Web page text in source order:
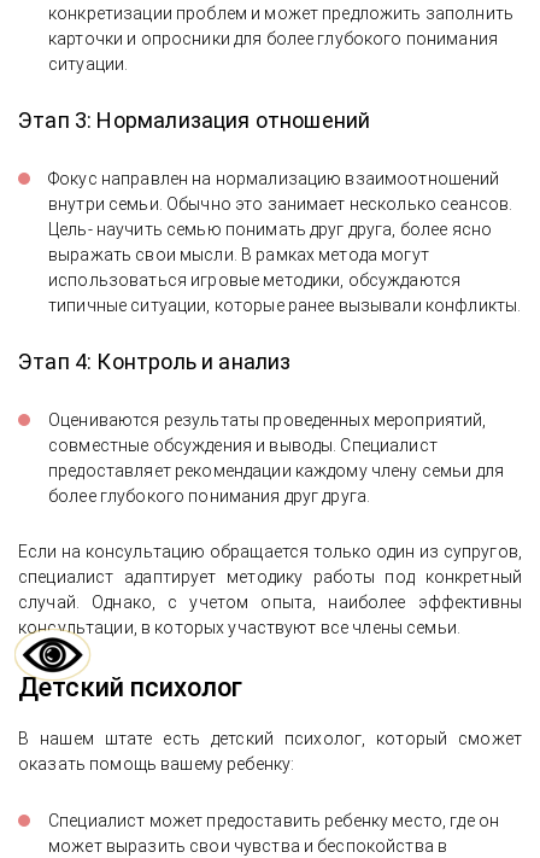
конкретизации проблем и может предложить заполнить
карточки и опросники для более глубокого понимания
ситуации.
Этап 3: Нормализация отношений
Фокус направлен на нормализацию взаимоотношений
внутри семьи. Обычно это занимает несколько сеансов.
Цель- научить семью понимать друг друга, более ясно
выражать свои мысли. В рамках метода могут
использоваться игровые методики, обсуждаются
типичные ситуации, которые ранее вызывали конфликты.
Этап 4: Контроль и анализ
Оцениваются результаты проведенных мероприятий,
совместные обсуждения и выводы. Специалист
предоставляет рекомендации каждому члену семьи для
более глубокого понимания друг друга.
Если на консультацию обращается только один из супругов,
специалист адаптирует методику работы под конкретный
случай. Однако, с учетом опыта, наиболее эффективны
консультации, в которых участвуют все члены семьи.
Детский психолог
В нашем штате есть детский психолог, который сможет
оказать помощь вашему ребенку:
Специалист может предоставить ребенку место, где он
может выразить свои чувства и беспокойства в